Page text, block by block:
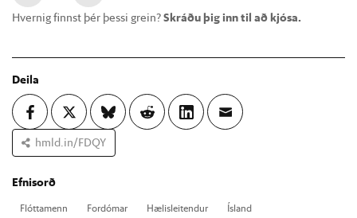
Hvernig finnst þér þessi grein?Skráðu þig inn til að kjósa.
Deila
hmld.in/FDQY
Efnisorð
Flótta­menn For­dóm­ar Hæl­is­leit­end­ur Ís­land